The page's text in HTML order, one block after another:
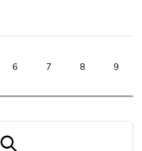
6 7 8 9
search